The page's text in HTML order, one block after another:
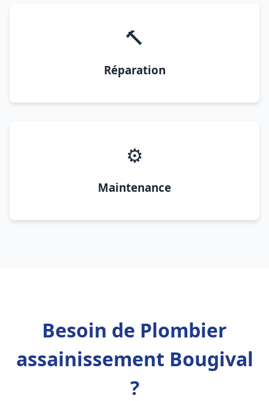
🔨
Réparation
⚙️
Maintenance
Besoin de Plombier
assainissement Bougival
?